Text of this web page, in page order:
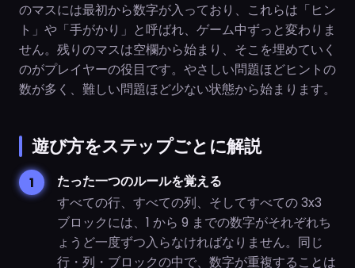
のマスには最初から数字が入っており、これらは「ヒン
ト」や「手がかり」と呼ばれ、ゲーム中ずっと変わりま
せん。残りのマスは空欄から始まり、そこを埋めていく
のがプレイヤーの役目です。やさしい問題ほどヒントの
数が多く、難しい問題ほど少ない状態から始まります。
遊び方をステップごとに解説
たった一つのルールを覚える
すべての行、すべての列、そしてすべての 3x3
ブロックには、1 から 9 までの数字がそれぞれち
ょうど一度ずつ入らなければなりません。同じ
行・列・ブロックの中で、数字が重複することは